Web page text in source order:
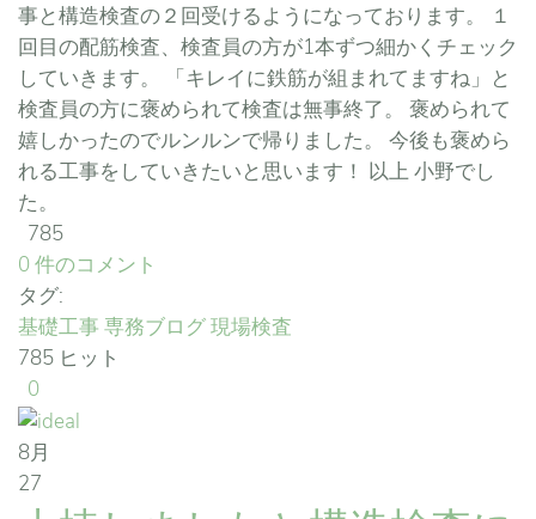
事と構造検査の２回受けるようになっております。 １
回目の配筋検査、検査員の方が1本ずつ細かくチェック
していきます。 「キレイに鉄筋が組まれてますね」と
検査員の方に褒められて検査は無事終了。 褒められて
嬉しかったのでルンルンで帰りました。 今後も褒めら
れる工事をしていきたいと思います！ 以上 小野でし
た。
785
0 件のコメント
タグ:
基礎工事 専務ブログ現場検査
785 ヒット
0
8月
27